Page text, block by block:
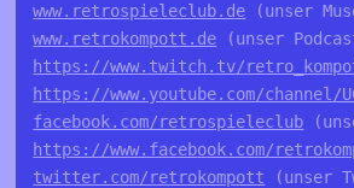
www.retrospieleclub.de
www.retrokompott.de
https://www.twitch.tv/
https://www.youtube.com/channel/
facebook.com/retrospieleclub
https://www.facebook.com/
twitter.com/retrokompott